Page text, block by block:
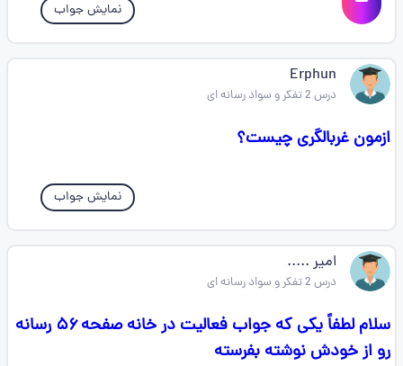
نمایش جواب
Erphun
درس 2 تفکر و سواد رسانه ای
ازمون غربالگری چیست؟
نمایش جواب
امیر .....
درس 2 تفکر و سواد رسانه ای
سلام لطفاً یکی که جواب فعالیت در خانه صفحه ۵۶ رسانه
رو از خودش نوشته بفرسته